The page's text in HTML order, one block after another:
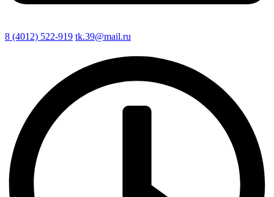
8 (4012) 522-919 tk.39@mail.ru